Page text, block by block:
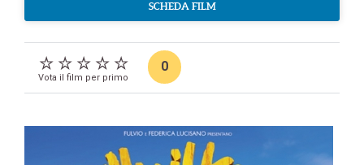
SCHEDA FILM
Vota il film per primo
0